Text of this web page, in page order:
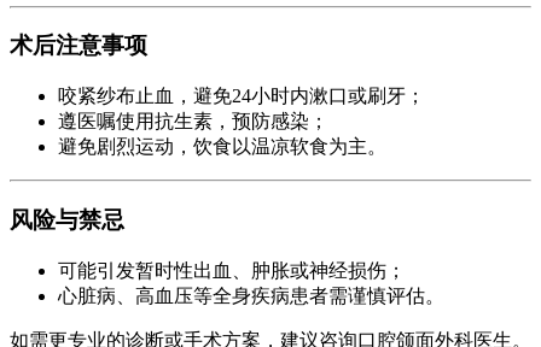
术后注意事项
咬紧纱布止血，避免24小时内漱口或刷牙；
遵医嘱使用抗生素，预防感染；
避免剧烈运动，饮食以温凉软食为主。
风险与禁忌
可能引发暂时性出血、肿胀或神经损伤；
心脏病、高血压等全身疾病患者需谨慎评估。
如需更专业的诊断或手术方案，建议咨询口腔颌面外科医生。